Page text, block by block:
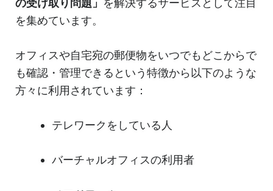
の受け取り問題」 を解決するサービスとして注目
を集めています。
オフィスや自宅宛の郵便物をいつでもどこからで
も確認・管理できるという特徴から以下のような
方々に利用されています：
テレワークをしている人
バーチャルオフィスの利用者